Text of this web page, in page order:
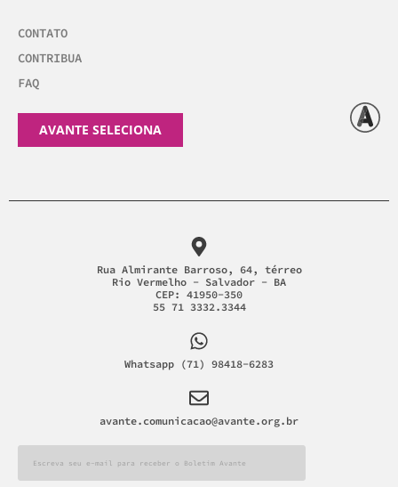
CONTATO
CONTRIBUA
FAQ
AVANTE SELECIONA
Rua Almirante Barroso, 64, térreo
Rio Vermelho - Salvador - BA
CEP: 41950-350
55 71 3332.3344
Whatsapp (71) 98418-6283
avante.comunicacao@avante.org.br